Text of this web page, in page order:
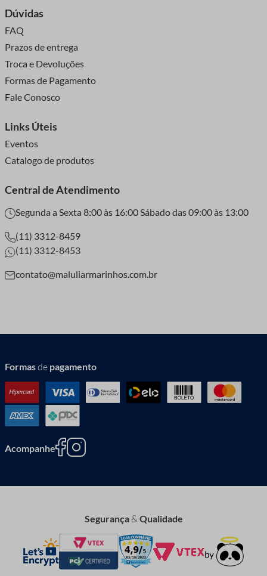
Dúvidas
FAQ
Prazos de entrega
Troca e Devoluções
Formas de Pagamento
Fale Conosco
Links Úteis
Eventos
Catalogo de produtos
Central de Atendimento
Segunda a Sexta 8:00 às 16:00 Sábado das 09:00 às 13:00
(11) 3312-8459
(11) 3312-8453
contato@maluliarmarinhos.com.br
Formasde pagamento
Acompanhe
Segurança&Qualidade